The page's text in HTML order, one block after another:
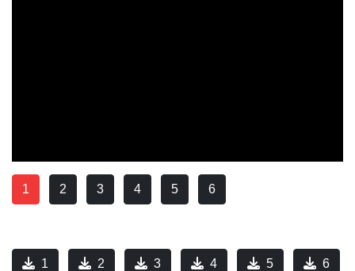
1 2 3 4 5 6
1 2 3 4 5 6